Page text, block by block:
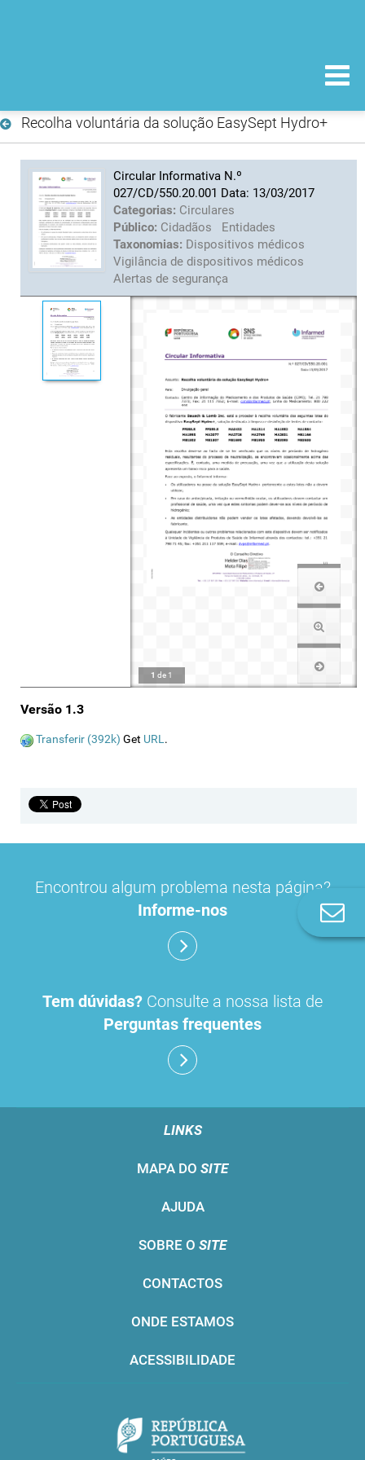
Recolha voluntária da solução EasySept Hydro+
Circular Informativa N.º
027/CD/550.20.001 Data: 13/03/2017
Categorias: Circulares
Público: Cidadãos
Entidades
Taxonomias: Dispositivos médicos
Vigilância de dispositivos médicos
Alertas de segurança
1 de 1
Versão 1.3
Transferir (392k) Get URL.
Encontrou algum problema nesta página?
Informe-nos
Tem dúvidas? Consulte a nossa lista de
Perguntas frequentes
LINKS
MAPA DO SITE
AJUDA
SOBRE O SITE
CONTACTOS
ONDE ESTAMOS
ACESSIBILIDADE